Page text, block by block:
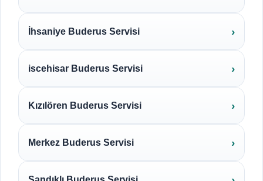
İhsaniye Buderus Servisi
iscehisar Buderus Servisi
Kızılören Buderus Servisi
Merkez Buderus Servisi